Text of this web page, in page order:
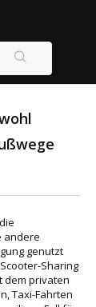
andere
genutzt
Sharing
dem privaten
Taxi-Fahrten